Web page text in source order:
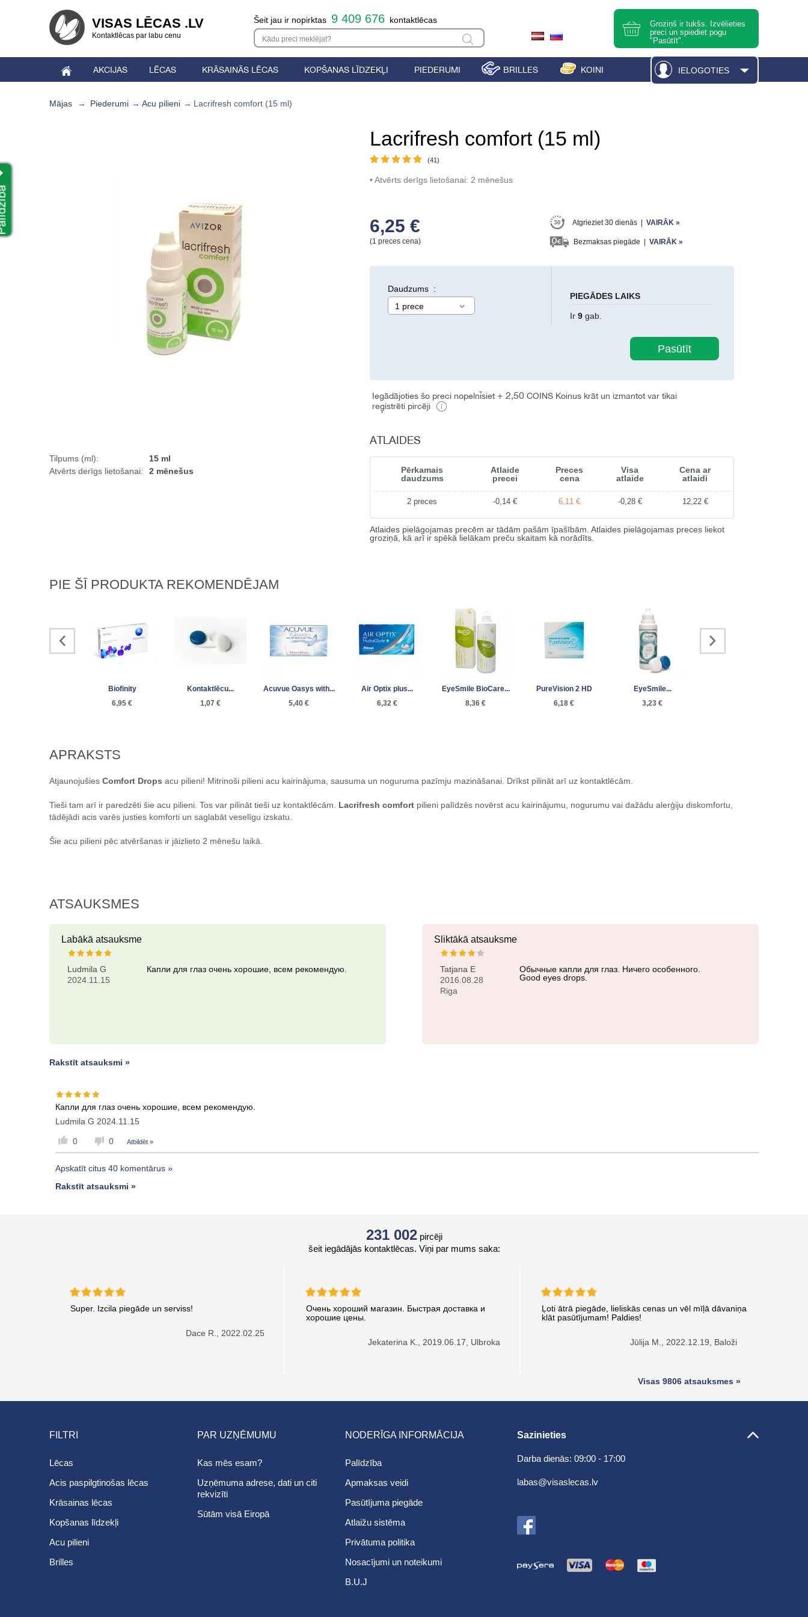
VISAS LĒCAS .LV
Kontaktlēcas par labu cenu
Šeit jau ir nopirktas 9 409 676 kontaktlēcas
Groziņš ir tukšs. Izvēlieties
preci un spiediet pogu
"Pasūtīt".
IELOGOTIES
AKCIJAS LĒCAS KRĀSAINĀS LĒCAS KOPŠANAS LĪDZEKĻI PIEDERUMI BRILLES KOINI
Mājas → Piederumi → Acu pilieni → Lacrifresh comfort (15 ml)
Tilpums (ml):
15 ml
Atvērts derīgs lietošanai:
2 mēnešus
Lacrifresh comfort (15 ml)
(41)
Atvērts derīgs lietošanai: 2 mēnešus
6,25 €
(1 preces cena)
Atgrieziet 30 dienās VAIRĀK »
Bezmaksas piegāde VAIRĀK »
Daudzums :
1 prece
PIEGĀDES LAIKS
Ir 9 gab.
Iegādājoties šo preci nopelnīsiet + 2,50 COINS Koinus krāt un izmantot var tikai
reģistrēti pircēji
ATLAIDES
Pērkamais
daudzums
Atlaide
precei
Preces
cena
Visa
atlaide
Cena ar
atlaidi
2 preces -0,14 € 6,11 € -0,28 € 12,22 €
Atlaides pielāgojamas precēm ar tādām pašām īpašībām. Atlaides pielāgojamas preces liekot
groziņā, kā arī ir spēkā lielākam preču skaitam kā norādīts.
PIE ŠĪ PRODUKTA REKOMENDĒJAM
Biofinity
6,95 €
Kontaktlēcu...
1,07 €
Acuvue Oasys with...
5,40 €
Air Optix plus...
6,32 €
EyeSmile BioCare...
8,36 €
PureVision 2 HD
6,18 €
EyeSmile...
3,23 €
APRAKSTS
Atjaunojušies Comfort Drops acu pilieni! Mitrinoši pilieni acu kairinājuma, sausuma un noguruma pazīmju mazināšanai. Drīkst pilināt arī uz kontaktlēcām.
Tieši tam arī ir paredzēti šie acu pilieni. Tos var pilināt tieši uz kontaktlēcām. Lacrifresh comfort pilieni palīdzēs novērst acu kairinājumu, nogurumu vai dažādu alerģiju diskomfortu,
tādējādi acis varēs justies komforti un saglabāt veselīgu izskatu.
Šie acu pilieni pēc atvēršanas ir jāizlieto 2 mēnešu laikā.
ATSAUKSMES
Labākā atsauksme
Ludmila G
2024.11.15
Капли для глаз очень хорошие, всем рекомендую.
Sliktākā atsauksme
Tatjana E
2016.08.28
Riga
Обычные капли для глаз. Ничего особенного.
Good eyes drops.
Rakstīt atsauksmi »
Капли для глаз очень хорошие, всем рекомендую.
Ludmila G 2024.11.15
0 0 Atbildēt »
Apskatīt citus 40 komentārus »
Rakstīt atsauksmi »
231 002pircēji
šeit iegādājās kontaktlēcas. Viņi par mums saka:
Super. Izcila piegāde un serviss!
Dace R., 2022.02.25
Очень хороший магазин. Быстрая доставка и
хорошие цены.
Jekaterina K., 2019.06.17, Ulbroka
Ļoti ātrā piegāde, lieliskās cenas un vēl mīļā dāvaniņa
klāt pasūtījumam! Paldies!
Jūlija M., 2022.12.19, Baloži
Visas 9806 atsauksmes »
FILTRI
Lēcas
Acis paspilgtinošas lēcas
Krāsainas lēcas
Kopšanas līdzekļi
Acu pilieni
Brilles
PAR UZŅĒMUMU
Kas mēs esam?
Uzņēmuma adrese, dati un citi
rekvizīti
Sūtām visā Eiropā
NODERĪGA INFORMĀCIJA
Palīdzība
Apmaksas veidi
Pasūtījuma piegāde
Atlaižu sistēma
Privātuma politika
Nosacījumi un noteikumi
B.U.J
Sazinieties
Darba dienās: 09:00 - 17:00
labas@visaslecas.lv